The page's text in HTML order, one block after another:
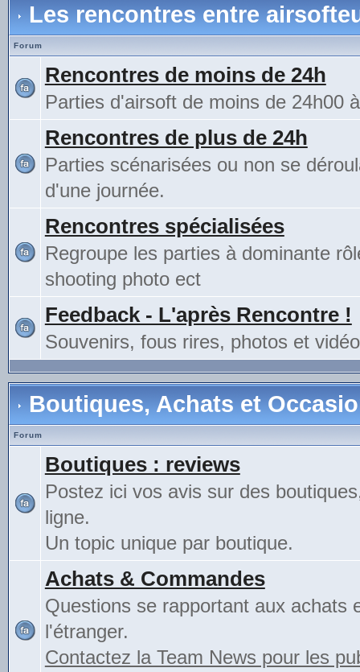
Les rencontres entre
Forum
Rencontres de moins de 24h
Parties d'airsoft de moins de 24h00
Rencontres de plus de 24h
Parties scénarisées ou non se
d'une journée.
Rencontres spécialisées
Regroupe les parties à dominante
shooting photo ect
Feedback - L'après Rencontre !
Souvenirs, fous rires, photos et
Boutiques, Achats et
Forum
Boutiques : reviews
Postez ici vos avis sur des
ligne.
Un topic unique par boutique.
Achats & Commandes
Questions se rapportant aux achats
l'étranger.
Contactez la Team News pour les